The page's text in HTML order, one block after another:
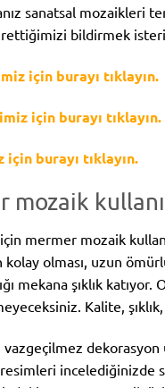
sanatsal mozaikleri
bildirmek
için burayı tıklayın.
için burayı tıklayın.
burayı tıklayın.
mozaik
mermer mozaik
olması, uzun
mekana şıklık
Kalite,
resimleri